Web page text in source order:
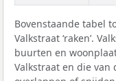
Bovenstaande tabel
Valkstraat ‘raken’.
buurten en
Valkstraat en die